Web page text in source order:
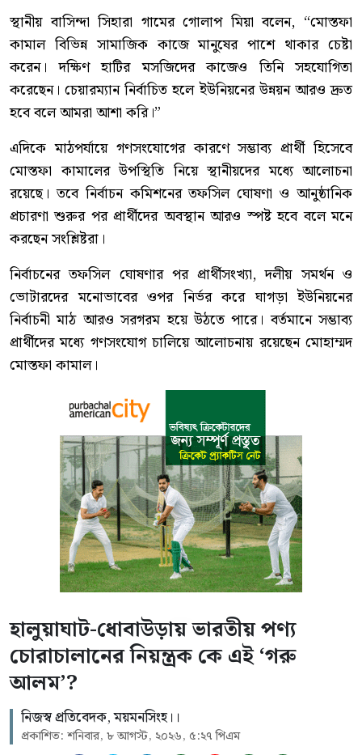
স্থানীয় বাসিন্দা সিহারা গামের গোলাপ মিয়া বলেন, “মোস্তফা
কামাল বিভিন্ন সামাজিক কাজে মানুষের পাশে থাকার চেষ্টা
করেন। দক্ষিণ হাটির মসজিদের কাজেও তিনি সহযোগিতা
করেছেন। চেয়ারম্যান নির্বাচিত হলে ইউনিয়নের উন্নয়ন আরও দ্রুত
হবে বলে আমরা আশা করি।”
এদিকে মাঠপর্যায়ে গণসংযোগের কারণে সম্ভাব্য প্রার্থী হিসেবে
মোস্তফা কামালের উপস্থিতি নিয়ে স্থানীয়দের মধ্যে আলোচনা
রয়েছে। তবে নির্বাচন কমিশনের তফসিল ঘোষণা ও আনুষ্ঠানিক
প্রচারণা শুরুর পর প্রার্থীদের অবস্থান আরও স্পষ্ট হবে বলে মনে
করছেন সংশ্লিষ্টরা।
নির্বাচনের তফসিল ঘোষণার পর প্রার্থীসংখ্যা, দলীয় সমর্থন ও
ভোটারদের মনোভাবের ওপর নির্ভর করে ঘাগড়া ইউনিয়নের
নির্বাচনী মাঠ আরও সরগরম হয়ে উঠতে পারে। বর্তমানে সম্ভাব্য
প্রার্থীদের মধ্যে গণসংযোগ চালিয়ে আলোচনায় রয়েছেন মোহাম্মদ
মোস্তফা কামাল।
হালুয়াঘাট-ধোবাউড়ায় ভারতীয় পণ্য
চোরাচালানের নিয়ন্ত্রক কে এই ‘গরু
আলম’?
নিজস্ব প্রতিবেদক, ময়মনসিংহ।।
প্রকাশিত: শনিবার, ৮ আগস্ট, ২০২৬, ৫:২৭ পিএম